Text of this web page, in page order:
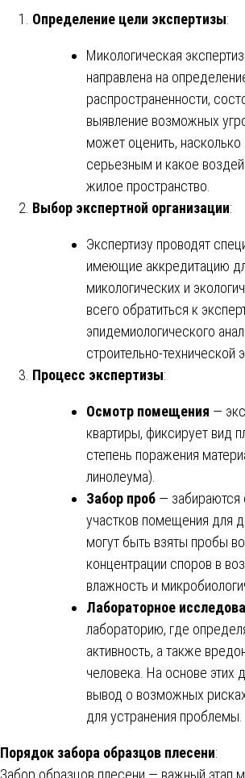
Определение цели экспертизы:
Микологическая
направлена на
распространенности,
выявление возможных
может оценить, насколько
серьезным и какое
жилое пространство.
Выбор экспертной организации:
Экспертизу проводят
имеющие аккредитацию
микологических и
всего обратиться к
эпидемиологического
строительно-технической
Процесс экспертизы:
Осмотр помещения —
квартиры, фиксирует вид
степень поражения
линолеума).
Забор проб — забираются
участков помещения для
могут быть взяты пробы
концентрации споров в
влажность и
Лабораторное
лабораторию, где
активность, а также
человека. На основе этих
вывод о возможных
для устранения проблемы.
Порядок забора образцов плесени:
Забор образцов плесени — важный этап